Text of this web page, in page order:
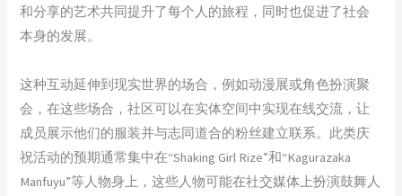
和分享的艺术共同提升了每个人的旅程，同时也促进了社会
本身的发展。
这种互动延伸到现实世界的场合，例如动漫展或角色扮演聚
会，在这些场合，社区可以在实体空间中实现在线交流，让
成员展示他们的服装并与志同道合的粉丝建立联系。此类庆
祝活动的预期通常集中在“Shaking Girl Rize”和“Kagurazaka
Manfuyu”等人物身上，这些人物可能在社交媒体上扮演鼓舞人